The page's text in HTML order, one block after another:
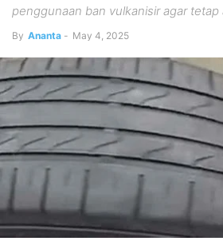
penggunaan ban vulkanisir agar tetap
By Ananta - May 4, 2025